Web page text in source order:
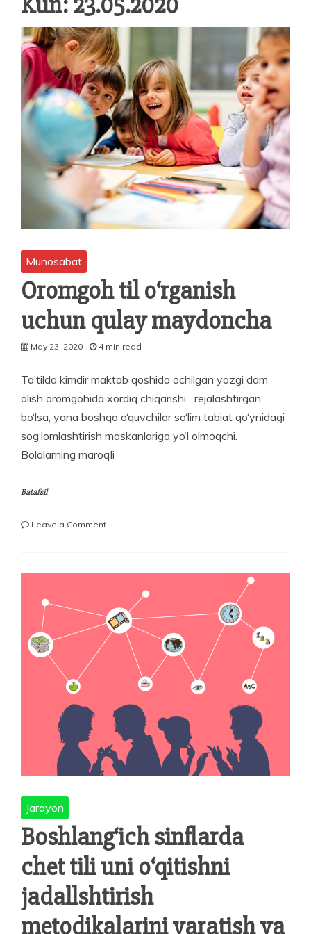
Munosabat
Oromgoh til o‘rganish
uchun qulay maydoncha
May 23, 2020 4 min read
Ta’tilda kimdir maktab qoshida ochilgan yozgi dam
olish oromgohida xordiq chiqarishi rejalashtirgan
bo‘lsa, yana boshqa o‘quvchilar so‘lim tabiat qo‘ynidagi
sog‘lomlashtirish maskanlariga yo‘l olmoqchi.
Bolalarning maroqli
Batafsil
Leave a Commenton
maydoncha
Jarayon
Boshlang‘ich sinflarda
chet tili uni o‘qitishni
jadallshtirish
metodikalarini yaratish va